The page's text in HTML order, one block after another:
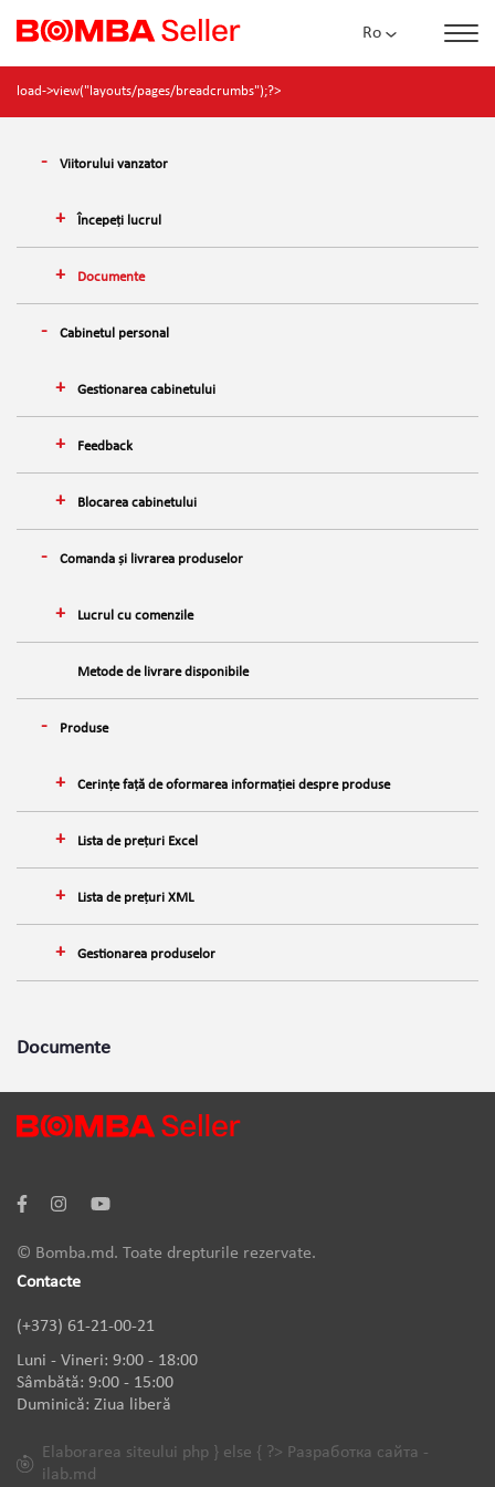
Ro
load->view("layouts/pages/breadcrumbs");?>
Viitorului vanzator
Începeți lucrul
Documente
Cabinetul personal
Gestionarea cabinetului
Feedback
Blocarea cabinetului
Comanda și livrarea produselor
Lucrul cu comenzile
Metode de livrare disponibile
Produse
Cerințe față de oformarea informației despre produse
Lista de prețuri Excel
Lista de prețuri XML
Gestionarea produselor
Documente
© Bomba.md. Toate drepturile rezervate.
Contacte
(+373) 61-21-00-21
Luni - Vineri: 9:00 - 18:00
Sâmbătă: 9:00 - 15:00
Duminică: Ziua liberă
Elaborarea siteului php } else { ?> Разработка сайта -
ilab.md